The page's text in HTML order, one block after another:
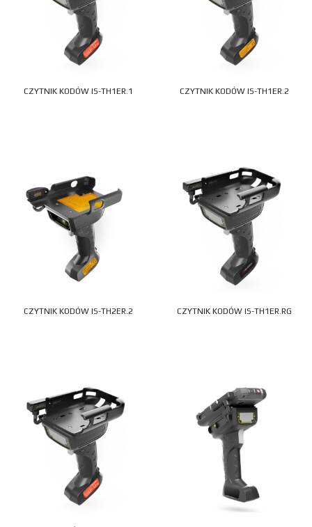
CZYTNIK KODÓW IS-TH1ER.1 CZYTNIK KODÓW IS-TH1ER.2
CZYTNIK KODÓW IS-TH2ER.2 CZYTNIK KODÓW IS-TH1ER.RG